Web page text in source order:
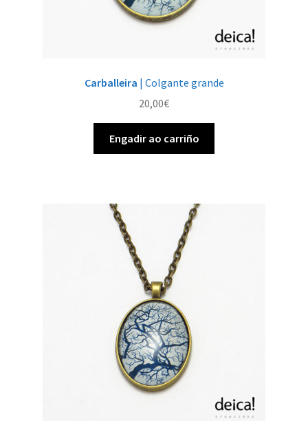
Carballeira | Colgante grande
20,00€
Engadir ao carriño